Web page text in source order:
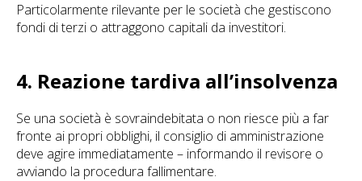
Particolarmente rilevante per le società che gestiscono
fondi di terzi o attraggono capitali da investitori.
4. Reazione tardiva all’insolvenza
Se una società è sovraindebitata o non riesce più a far
fronte ai propri obblighi, il consiglio di amministrazione
deve agire immediatamente – informando il revisore o
avviando la procedura fallimentare.